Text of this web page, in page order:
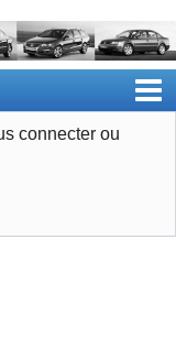
connecter ou